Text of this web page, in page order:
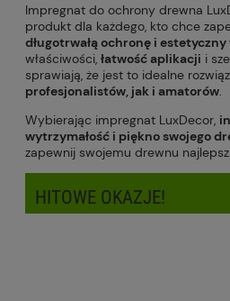
Impregnat do ochrony drewna
produkt dla każdego, kto chce
długotrwałą ochronę i estetyczny
właściwości, łatwość aplikacji i
sprawiają, że jest to idealne
profesjonalistów, jak i amatorów
Wybierając impregnat LuxDecor,
wytrzymałość i piękno swojego
zapewnij swojemu drewnu
HITOWE OKAZJE!